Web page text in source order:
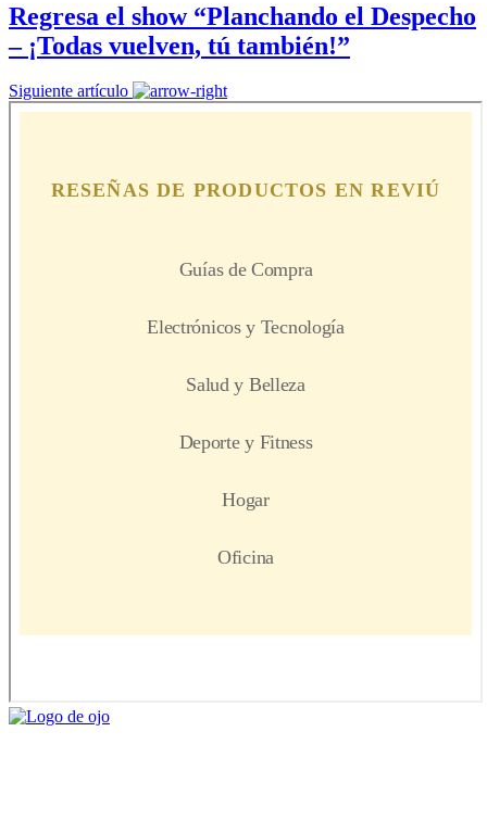
Regresa el show “Planchando el Despecho
– ¡Todas vuelven, tú también!”
Siguiente artículo